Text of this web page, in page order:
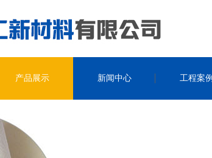
产品展示 新闻中心 工程案例